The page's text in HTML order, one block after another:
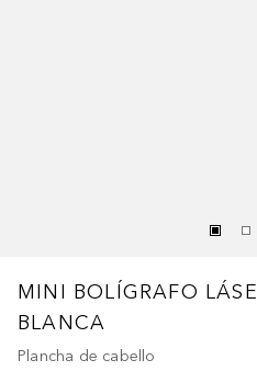
MINI BOLÍGRAFO
BLANCA
Plancha de cabello